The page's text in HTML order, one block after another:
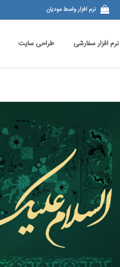
نرم افزار واسط مودیان
نرم افزار سفارشی طراحی سایت